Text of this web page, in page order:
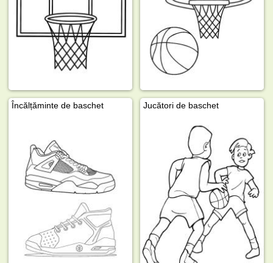
Încălțăminte de baschet Jucători de baschet